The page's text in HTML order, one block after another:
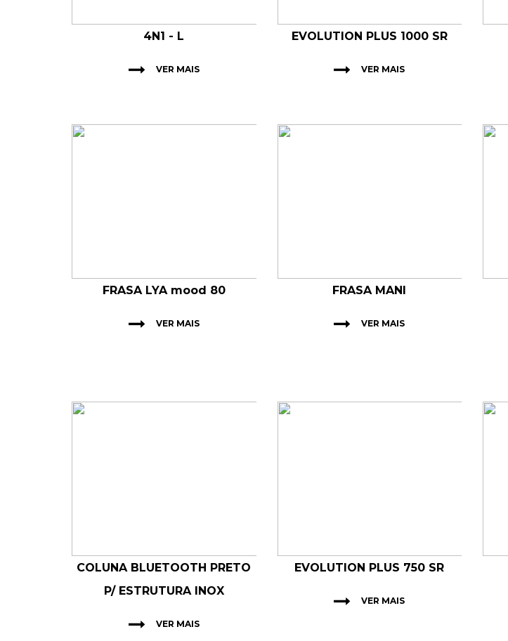
4N1 - L
VER MAIS
EVOLUTION PLUS 1000 SR
VER MAIS
FRASA LYA mood 80
VER MAIS
FRASA MANI
VER MAIS
COLUNA BLUETOOTH PRETO
P/ ESTRUTURA INOX
VER MAIS
EVOLUTION PLUS 750 SR
VER MAIS